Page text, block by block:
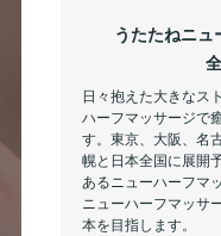
うたたねニ
日々抱えた大きなス
ハーフマッサージで
す。東京、大阪、名
幌と日本全国に展開
あるニューハーフマ
ニューハーフマッサ
本を目指します。